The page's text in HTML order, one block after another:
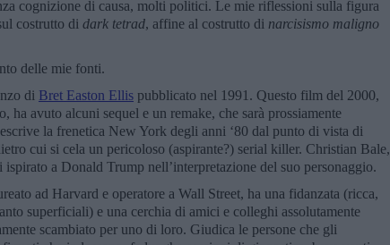
cognizione di causa, molti politici. Le mie riflessioni sulla figura
costrutto di dark tetrad, affine al costrutto di narcisismo maligno
delle mie fonti.
di Bret Easton Ellis pubblicato nel 1991. Questo film del 2000,
ha avuto alcuni sequel e un remake, che sarà prossiamente
la frenetica New York degli anni ‘80 dal punto di vista di
cui si cela un pericoloso (aspirante?) serial killer. Christian Bale,
ispirato a Donald Trump nell’interpretazione del suo personaggio.
ad Harvard e operatore a Wall Street, ha una fidanzata (ricca,
superficiali) e una cerchia di amici e colleghi assolutamente
scambiato per uno di loro. Giudica le persone che gli